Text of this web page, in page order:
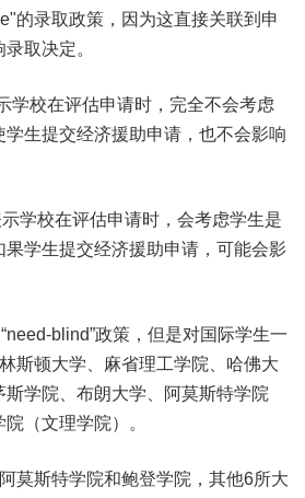
的录取政策，因为这直接关联到申
取决定。
学校在评估申请时，完全不会考虑
生提交经济援助申请，也不会影响
示学校在评估申请时，会考虑学生是
学生提交经济援助申请，可能会影
blind”政策，但是对国际学生一
斯顿大学、麻省理工学院、哈佛大
学院、布朗大学、阿莫斯特学院
（文理学院）。
莫斯特学院和鲍登学院，其他6所大